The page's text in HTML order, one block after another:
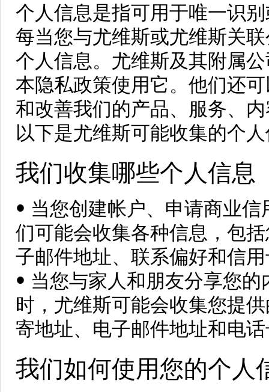
个人信息是指可用于唯一识
每当您与尤维斯或尤维斯关
个人信息。尤维斯及其附属
本隐私政策使用它。他们还
和改善我们的产品、服务、
以下是尤维斯可能收集的个
我们收集哪些个人信息
• 当您创建帐户、申请商业
们可能会收集各种信息，包
子邮件地址、联系偏好和信
• 当您与家人和朋友分享您
时，尤维斯可能会收集您提
寄地址、电子邮件地址和电
我们如何使用您的个人